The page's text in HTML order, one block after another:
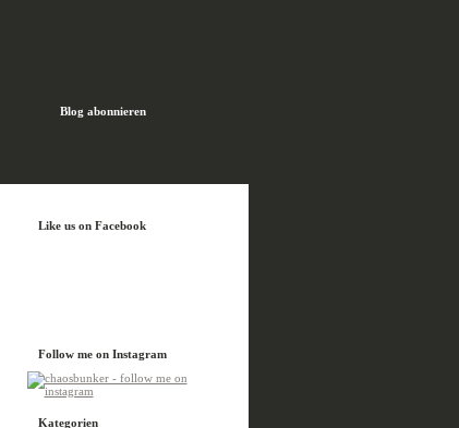
Blog abonnieren
Like us on Facebook
Follow me on Instagram
Kategorien